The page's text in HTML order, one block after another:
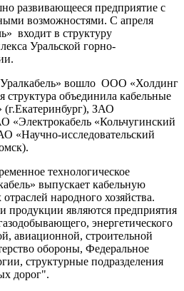
развивающееся предприятие с
возможностями. С апреля
входит в структуру
Уральской горно-
вошло ООО «Холдинг
объединила кабельные
ЗАО
«Электрокабель «Кольчугинский
«Научно-исследовательский
технологическое
выпускает кабельную
народного хозяйства.
продукции являются предприятия
энергетического
авиационной, строительной
обороны, Федеральное
структурные подразделения
дорог".